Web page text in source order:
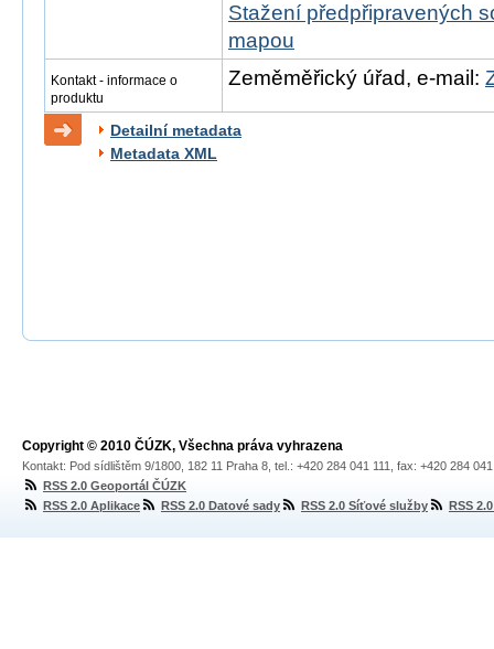
Stažení předpřipravených
mapou
Kontakt - informace o
produktu
Zeměměřický úřad, e-mail:
Detailní metadata
Metadata XML
Copyright © 2010 ČÚZK, Všechna práva vyhrazena
Kontakt: Pod sídlištěm 9/1800, 182 11 Praha 8, tel.: +420 284 041 111, fax: +420 284
RSS 2.0 Geoportál ČÚZK
RSS 2.0 Aplikace
RSS 2.0 Datové sady RSS 2.0 Síťové služby RSS